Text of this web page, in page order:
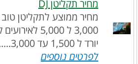
מחיר תקליטן DJ
מחיר ממוצע לתקליטן טוב
3,000 ל 5,000
יורד ל 1,500 עד 3,000......
לפרטים נוספים